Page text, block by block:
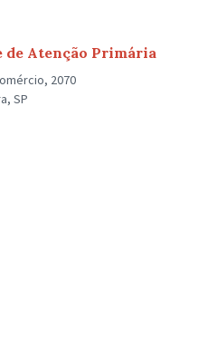
de Atenção Primária
2070
SP